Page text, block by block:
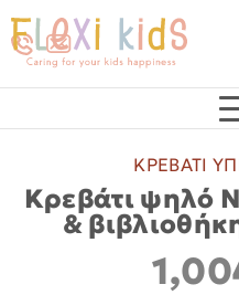
ΚΡΕΒΑΤΙ
Κρεβάτι ψηλό
&